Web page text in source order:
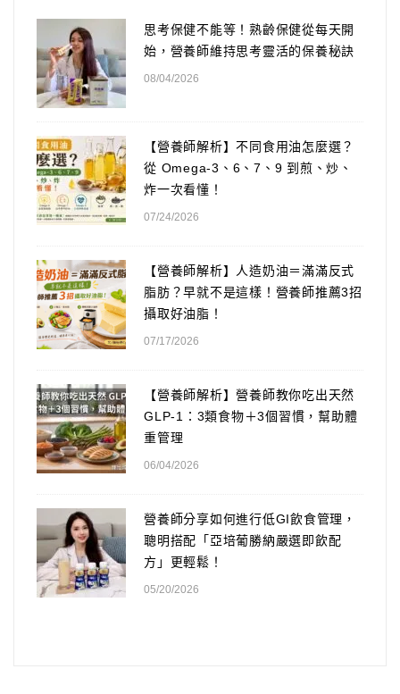
思考保健不能等！熟齡保健從每天開
始，營養師維持思考靈活的保養秘訣
08/04/2026
【營養師解析】不同食用油怎麼選？
從 Omega-3、6、7、9 到煎、炒、
炸一次看懂！
07/24/2026
【營養師解析】人造奶油＝滿滿反式
脂肪？早就不是這樣！營養師推薦3招
攝取好油脂！
07/17/2026
【營養師解析】營養師教你吃出天然
GLP-1：3類食物＋3個習慣，幫助體
重管理
06/04/2026
營養師分享如何進行低GI飲食管理，
聰明搭配「亞培葡勝納嚴選即飲配
方」更輕鬆！
05/20/2026